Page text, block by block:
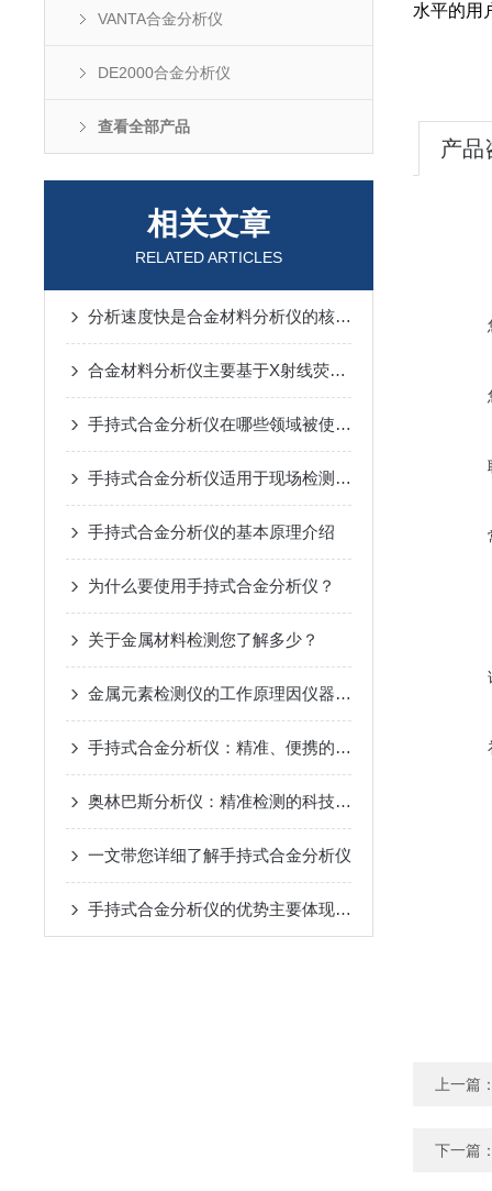
VANTA合金分析仪
DE2000合金分析仪
查看全部产品
相关文章
RELATED ARTICLES
分析速度快是合金材料分析仪的核心优点之一
合金材料分析仪主要基于X射线荧光光谱分析技术
手持式合金分析仪在哪些领域被使用？
手持式合金分析仪适用于现场检测和分析
手持式合金分析仪的基本原理介绍
为什么要使用手持式合金分析仪？
关于金属材料检测您了解多少？
金属元素检测仪的工作原理因仪器类型而异
手持式合金分析仪：精准、便携的合金检测利器
奥林巴斯分析仪：精准检测的科技先锋
一文带您详细了解手持式合金分析仪
手持式合金分析仪的优势主要体现在这些方面！
水平的用
产品
上一篇
下一篇